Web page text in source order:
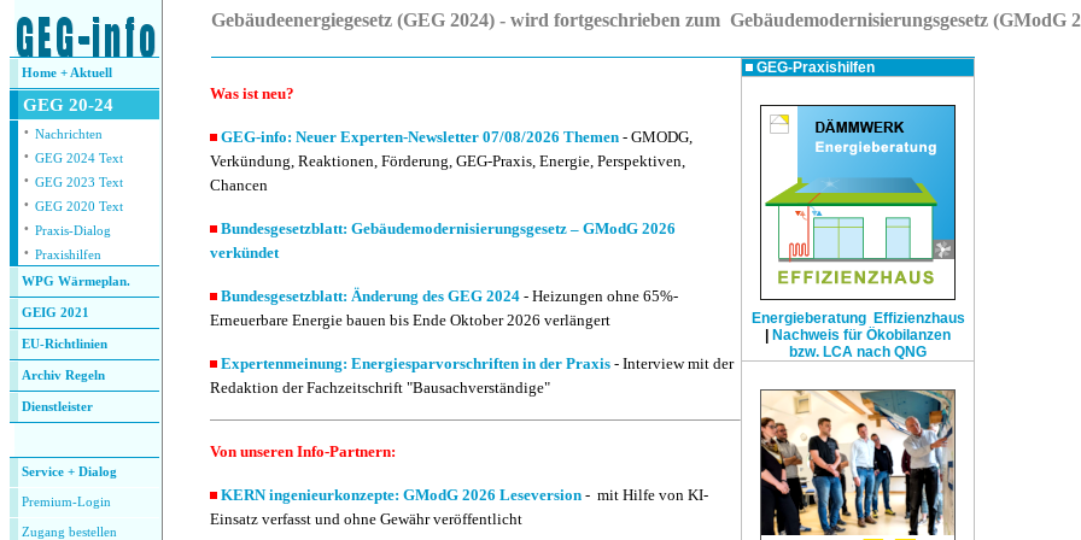
Gebäudeenergiegesetz (GEG 2024) - wird fortgeschrieben zum Gebäudemodernisierungsgesetz (GModG
Home + Aktuell
GEG 20-24
· Nachrichten
· GEG 2024 Text
· GEG 2023 Text
· GEG 2020 Text
· Praxis-Dialog
· Praxishilfen
WPG Wärmeplan.
GEIG 2021
EU-Richtlinien
Archiv Regeln
Dienstleister
Service + Dialog
Premium-Login
Zugang bestellen
Was ist neu?
GEG-info: Neuer Experten-Newsletter 07/08/2026 Themen - GMODG,
Verkündung, Reaktionen, Förderung, GEG-Praxis, Energie, Perspektiven,
Chancen
Bundesgesetzblatt: Gebäudemodernisierungsgesetz – GModG 2026
verkündet
Bundesgesetzblatt: Änderung des GEG 2024 - Heizungen ohne 65%-
Erneuerbare Energie bauen bis Ende Oktober 2026 verlängert
Expertenmeinung: Energiesparvorschriften in der Praxis - Interview mit der
Redaktion der Fachzeitschrift "Bausachverständige"
Von unseren Info-Partnern:
KERN ingenieurkonzepte: GModG 2026 Leseversion - mit Hilfe von KI-
Einsatz verfasst und ohne Gewähr veröffentlicht
GEG-Praxishilfen
Energieberatung Effizienzhaus
Nachweis für Ökobilanzen
bzw. LCA nach QNG